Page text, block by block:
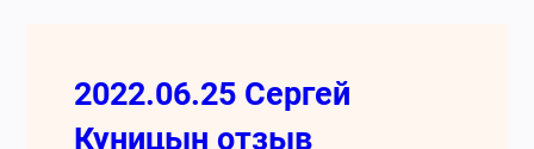
2022.06.25 Сергей
Куницын отзыв